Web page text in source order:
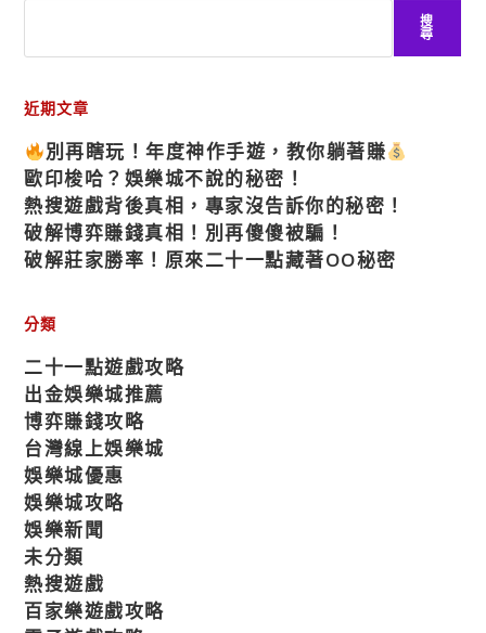
搜
尋
近期文章
別再瞎玩！年度神作手遊，教你躺著賺
歐印梭哈？娛樂城不說的秘密！
熱搜遊戲背後真相，專家沒告訴你的秘密！
破解博弈賺錢真相！別再傻傻被騙！
破解莊家勝率！原來二十一點藏著OO秘密
分類
二十一點遊戲攻略
出金娛樂城推薦
博弈賺錢攻略
台灣線上娛樂城
娛樂城優惠
娛樂城攻略
娛樂新聞
未分類
熱搜遊戲
百家樂遊戲攻略